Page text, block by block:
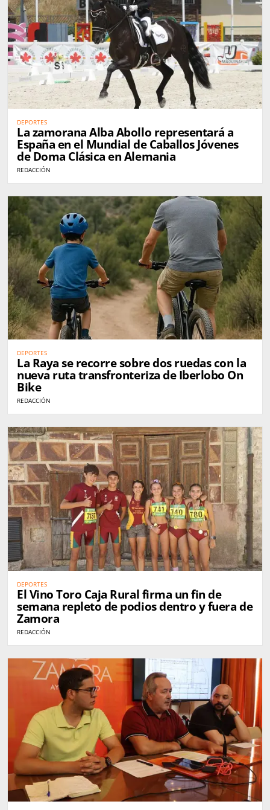
DEPORTES
La zamorana Alba Abollo representará a
España en el Mundial de Caballos Jóvenes
de Doma Clásica en Alemania
REDACCIÓN
DEPORTES
La Raya se recorre sobre dos ruedas con la
nueva ruta transfronteriza de Iberlobo On
Bike
REDACCIÓN
DEPORTES
El Vino Toro Caja Rural firma un fin de
semana repleto de podios dentro y fuera de
Zamora
REDACCIÓN